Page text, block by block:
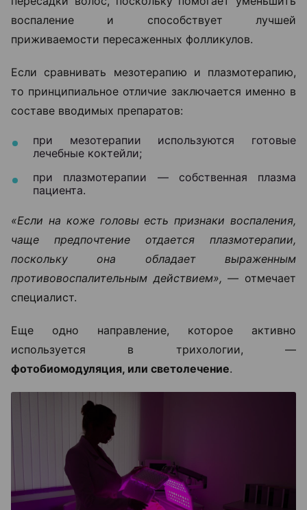
воспаление и способствует лучшей
приживаемости пересаженных фолликулов.
Если сравнивать мезотерапию и плазмотерапию,
то принципиальное отличие заключается именно в
составе вводимых препаратов:
при мезотерапии используются готовые
лечебные коктейли;
при плазмотерапии — собственная плазма
пациента.
«Если на коже головы есть признаки воспаления,
чаще предпочтение отдается плазмотерапии,
поскольку она обладает выраженным
противовоспалительным действием», — отмечает
специалист.
Еще одно направление, которое активно
используется в трихологии, —
фотобиомодуляция, или светолечение.